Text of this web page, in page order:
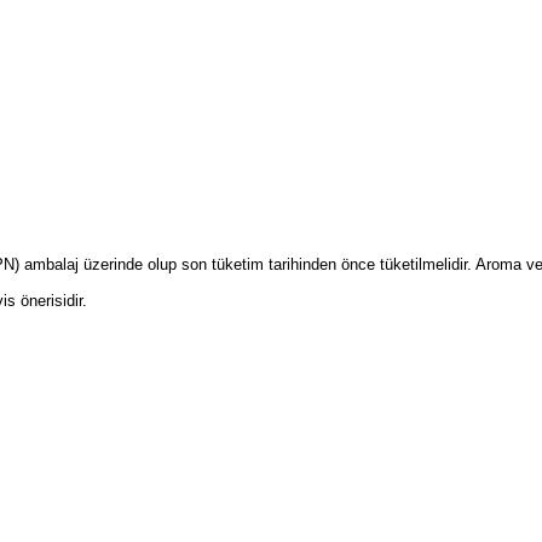
ambalaj üzerinde olup son tüketim tarihinden önce tüketilmelidir. Aroma ve
önerisidir.